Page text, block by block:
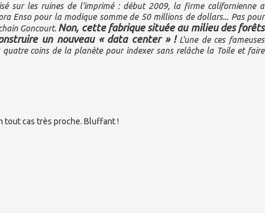
sur les ruines de l’imprimé : début 2009, la firme californienne a
Enso pour la modique somme de 50 millions de dollars... Pas pour
Goncourt. Non, cette fabrique située au milieu des forêts
un nouveau « data center » !L’une de ces fameuses
coins de la planète pour indexer sans relâche la Toile et faire
tout cas très proche. Bluffant !